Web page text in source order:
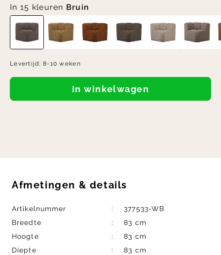
In 15 kleuren Bruin
Levertijd:8-10 weken
In winkelwagen
Afmetingen & details
Artikelnummer
377533-WB
Breedte
83 cm
Hoogte
83 cm
Diepte
83 cm